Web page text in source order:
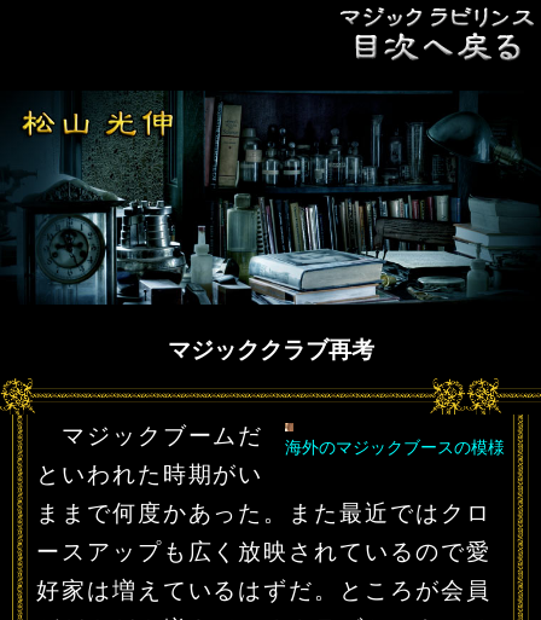
マジッククラブ再考
海外のマジックブースの模様
マジックブームだ
といわれた時期がい
ままで何度かあった。また最近ではクロ
ースアップも広く放映されているので愛
好家は増えているはずだ。ところが会員